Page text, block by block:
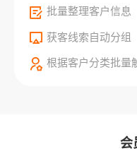
批量整理客户信息
获客线索自动分组
根据客户分类批量
会